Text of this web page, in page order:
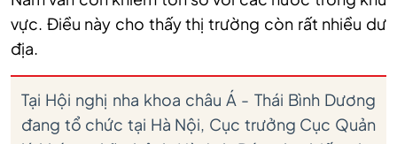
vực. Điều này cho thấy thị trường còn rất nhiều dư
địa.
Tại Hội nghị nha khoa châu Á - Thái Bình Dương
đang tổ chức tại Hà Nội, Cục trưởng Cục Quản